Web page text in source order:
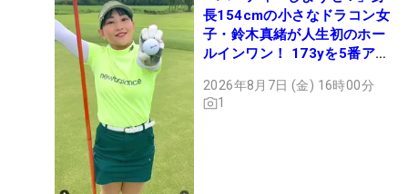
長154cmの小さなドラコン女
子・鈴木真緒が人生初のホー
ルインワン！ 173yを5番アイ
2026年8月7日 (金) 16時00分
1